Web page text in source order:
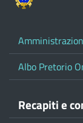
Albo Pretorio
Recapiti e